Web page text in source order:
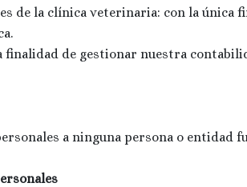
de la clínica veterinaria: con la
finalidad de gestionar nuestra
a ninguna persona o entidad